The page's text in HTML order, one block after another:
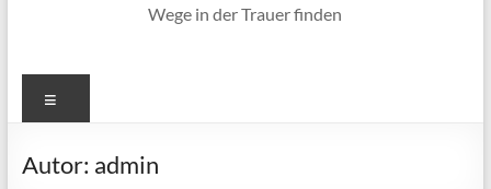
Wege in der Trauer finden
Autor: admin